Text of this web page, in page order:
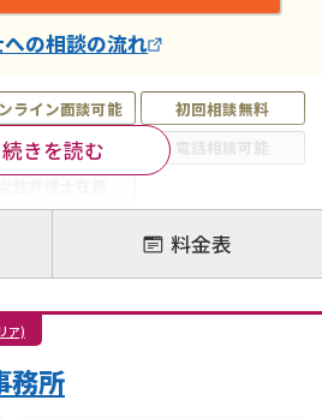
ライン面談可能
初回相談無料
19時以降電話可能
電話相談可能
離婚調停
離婚裁判
DV
モラハラ
国際離婚
内縁の夫婦
続きを読む
への相談の流れ
料金表
ア)
務所